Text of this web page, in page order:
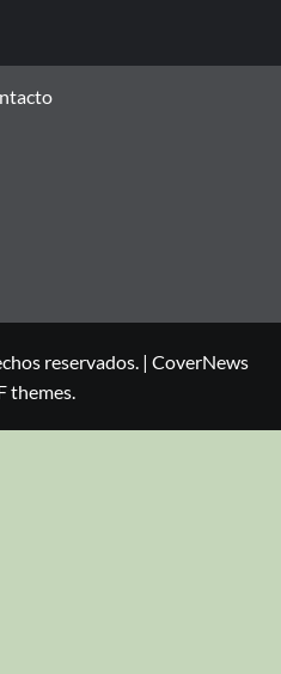
reservados. | CoverNews
themes.